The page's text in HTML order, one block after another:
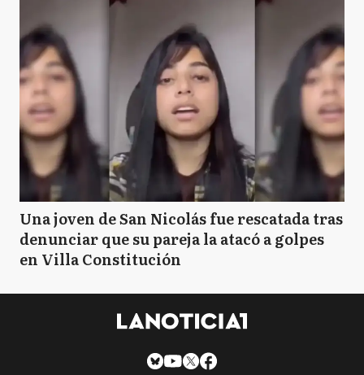
Una joven de San Nicolás fue rescatada tras
denunciar que su pareja la atacó a golpes
en Villa Constitución